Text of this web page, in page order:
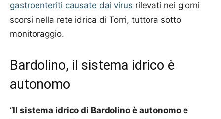
gastroenteriti causate dai virus rilevati nei giorni
scorsi nella rete idrica di Torri, tuttora sotto
monitoraggio.
Bardolino, il sistema idrico è
autonomo
“Il sistema idrico di Bardolino è autonomo e